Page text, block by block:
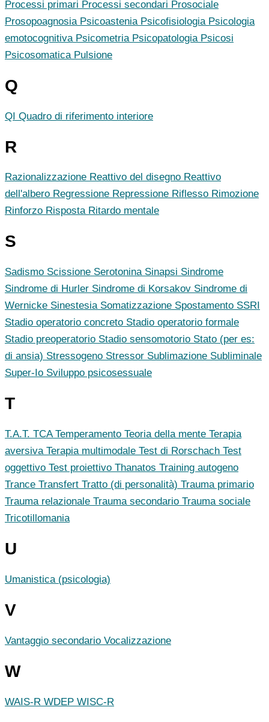
Processi primari Processi secondari Prosociale
Prosopoagnosia Psicoastenia Psicofisiologia Psicologia
emotocognitiva Psicometria Psicopatologia Psicosi
Psicosomatica Pulsione
Q
QI Quadro di riferimento interiore
R
Razionalizzazione Reattivo del disegno Reattivo
dell'albero Regressione Repressione Riflesso Rimozione
Rinforzo Risposta Ritardo mentale
S
Sadismo Scissione Serotonina Sinapsi Sindrome
Sindrome di Hurler Sindrome di Korsakov Sindrome di
Wernicke Sinestesia Somatizzazione Spostamento SSRI
Stadio operatorio concreto Stadio operatorio formale
Stadio preoperatorio Stadio sensomotorio Stato (per es:
di ansia) Stressogeno Stressor Sublimazione Subliminale
Super-Io Sviluppo psicosessuale
T
T.A.T. TCATemperamento Teoria della mente Terapia
aversiva Terapia multimodale Test di Rorschach Test
oggettivo Test proiettivo Thanatos Training autogeno
Trance Transfert Tratto (di personalità) Trauma primario
Trauma relazionale Trauma secondario Trauma sociale
Tricotillomania
U
Umanistica (psicologia)
V
Vantaggio secondario Vocalizzazione
W
WAIS-R WDEP WISC-R